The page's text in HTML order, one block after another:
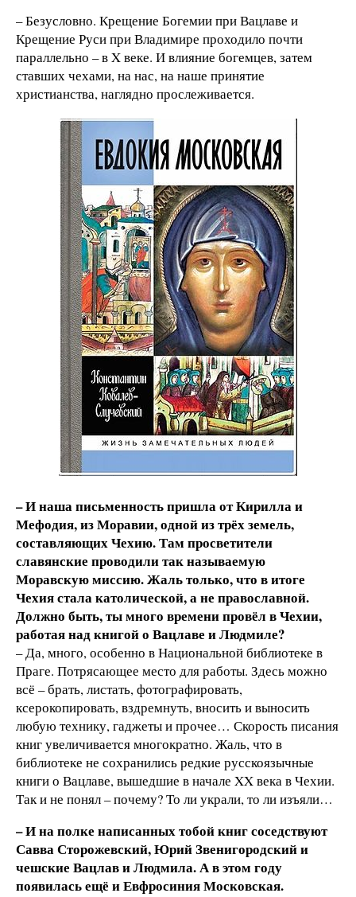
– Безусловно. Крещение Богемии при Вацлаве и
Крещение Руси при Владимире проходило почти
параллельно – в X веке. И влияние богемцев, затем
ставших чехами, на нас, на наше принятие
христианства, наглядно прослеживается.
– И наша письменность пришла от Кирилла и
Мефодия, из Моравии, одной из трёх земель,
составляющих Чехию. Там просветители
славянские проводили так называемую
Моравскую миссию. Жаль только, что в итоге
Чехия стала католической, а не православной.
Должно быть, ты много времени провёл в Чехии,
работая над книгой о Вацлаве и Людмиле?
– Да, много, особенно в Национальной библиотеке в
Праге. Потрясающее место для работы. Здесь можно
всё – брать, листать, фотографировать,
ксерокопировать, вздремнуть, вносить и выносить
любую технику, гаджеты и прочее… Скорость писания
книг увеличивается многократно. Жаль, что в
библиотеке не сохранились редкие русскоязычные
книги о Вацлаве, вышедшие в начале XX века в Чехии.
Так и не понял – почему? То ли украли, то ли изъяли…
– И на полке написанных тобой книг соседствуют
Савва Сторожевский, Юрий Звенигородский и
чешские Вацлав и Людмила. А в этом году
появилась ещё и Евфросиния Московская.